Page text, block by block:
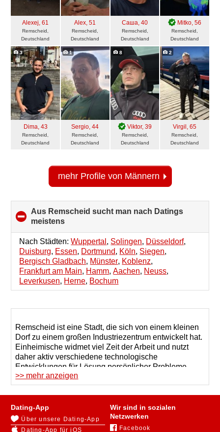
Alexej, 61
Remscheid,
Deutschland
Alex, 51
Remscheid,
Deutschland
Саша, 40
Remscheid,
Deutschland
Mitko, 56
Remscheid,
Deutschland
3
Dima, 43
Remscheid,
Deutschland
1
Sergio, 44
Remscheid,
Deutschland
8
Viktor, 39
Remscheid,
Deutschland
2
Virgil , 65
Remscheid,
Deutschland
mehr Profile von Männern
Aus Remscheid sucht man nach Datings
meistens
to
collapse
contents
Nach Städten: Wuppertal , Solingen, Düsseldorf,
Duisburg, Essen, Dortmund, Köln, Siegen,
Bergisch Gladbach, Münster, Koblenz,
Frankfurt am Main, Hamm,Aachen, Neuss,
Leverkusen, Herne, Bochum
Remscheid ist eine Stadt, die sich von einem kleinen
Dorf zu einem großen Industriezentrum entwickelt hat.
Einheimische widmet viel Zeit der Arbeit und nutzt
daher aktiv verschiedene technologische
Entwicklungen für Lösung persönlicher Probleme.
Zum Beispiel, melden sich die Einheimischen auf
spezialisierten Portalen, die eine große Auswahl an
Kandidaten bieten, mit dem Ziel einen Partner für
Dating in Remscheid zu finden. 123Date ist eine
Plattform, auf der Singles auf der Suche nach
>> mehr anzeigen
Dating-App
Über unsere Dating-App
Dating-App für iOS
Wir sind in sozialen
Netzwerken
Facebook